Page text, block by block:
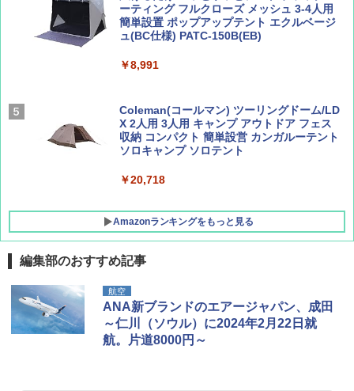
BE-PAL(ビ-パル) 2026年 9 月号【特別付録:
SOTO ミニマル"旅"財布 ランダム2種】
￥1,500
新しい日本地理 地図・統計・移動から読み
解く (講談社現代新書)
￥1,540
ーティング フルクローズ メッシュ 3-4人用
簡単設置 ポップアップテント エクルベージ
ュ(BC仕様) PATC-150B(EB)
￥8,991
Coleman(コールマン) ツーリングドーム/LD
X 2人用 3人用 キャンプ アウトドア フェス
収納 コンパクト 簡単設営 カンガルーテント
ソロキャンプ ソロテント
￥20,718
Amazonランキングをもっと見る
BUNDOK(バンドック)ソロ ドーム 1 EX BDK
-08EX カーキ ソロキャンプ ポリエステル フ
レーム テント
￥14,800
GRANDOOR ステンレス保冷剤 2個セット 2
編集部のおすすめ記事
航空
ANA新ブランドのエアージャパン、成田
～仁川（ソウル）に2024年2月22日就
航。片道8000円～